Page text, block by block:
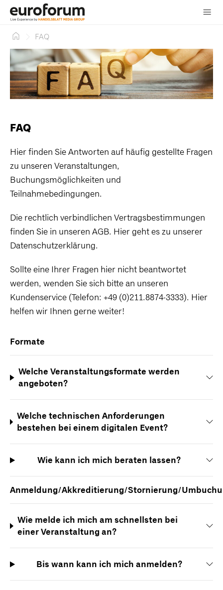
content
FAQ
FAQ
Hier finden Sie Antworten auf häufig gestellte Fragen
zu unseren Veranstaltungen,
Buchungsmöglichkeiten und
Teilnahmebedingungen.
Die rechtlich verbindlichen Vertragsbestimmungen
finden Sie in unseren AGB. Hier geht es zu unserer
Datenschutzerklärung.
Sollte eine Ihrer Fragen hier nicht beantwortet
werden, wenden Sie sich bitte an unseren
Kundenservice (Telefon: +49 (0)211.8874-3333). Hier
helfen wir Ihnen gerne weiter!
Formate
Welche Veranstaltungsformate werden
angeboten?
Welche technischen Anforderungen
bestehen bei einem digitalen Event?
Wie kann ich mich beraten lassen?
Anmeldung/Akkreditierung/Stornierung/
Wie melde ich mich am schnellsten bei
einer Veranstaltung an?
Bis wann kann ich mich anmelden?